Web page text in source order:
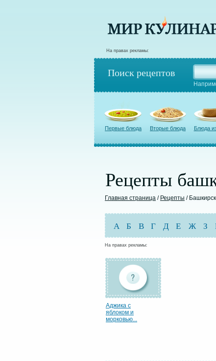
На правах рекламы:
Поиск рецептов
Первые блюда Вторые блюда Блюда
Рецепты
Главная страница / Рецепты /
А Б В Г Д Е Ж З
На правах рекламы:
Аджика с
яблоком и
морковью...